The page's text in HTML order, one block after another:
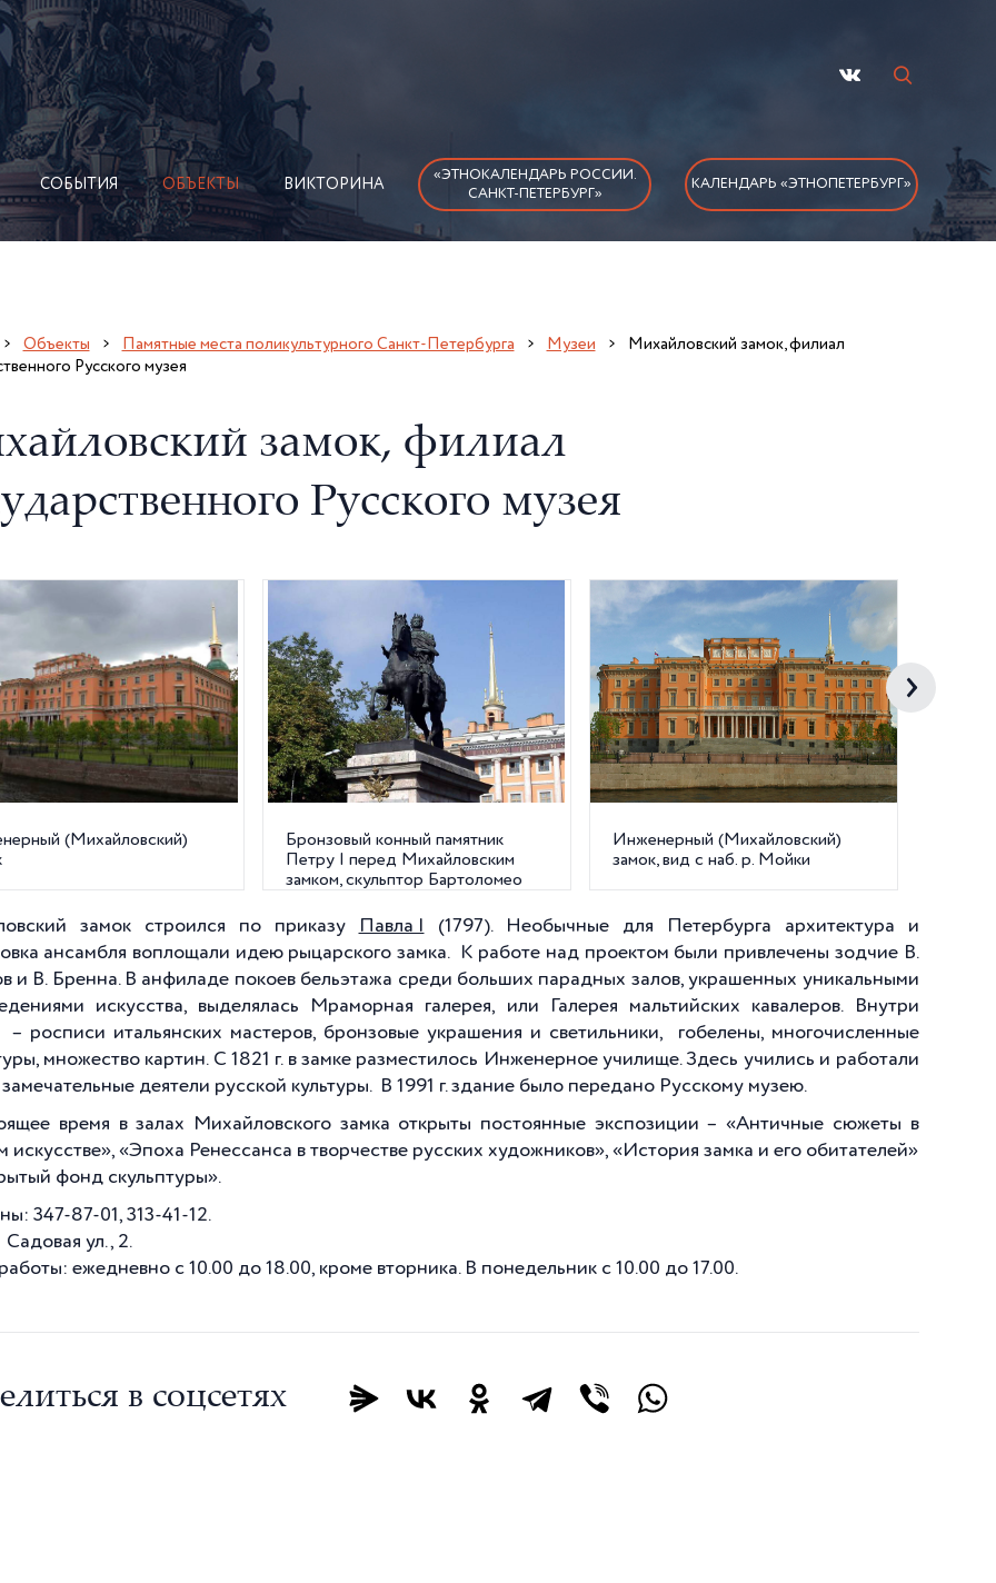
СОБЫТИЯ ОБЪЕКТЫ ВИКТОРИНА
«ЭТНОКАЛЕНДАРЬ РОССИИ.
САНКТ-ПЕТЕРБУРГ»
КАЛЕНДАРЬ «ЭТНОПЕТЕРБУРГ»
Объекты Памятные места поликультурного Санкт-Петербурга Музеи
Михайловский замок, филиал
Русского музея
замок, филиал
Русского музея
(Михайловский)
Бронзовый конный памятник
Петру I перед Михайловским
замком, скульптор Бартоломео
Инженерный (Михайловский)
замок, вид с наб. р. Мойки
замок строился по приказу Павла I (1797). Необычные для Петербурга архитектура и
ансамбля воплощали идею рыцарского замка. К работе над проектом были привлечены зодчие В.
и В. Бренна. В анфиладе покоев бельэтажа среди больших парадных залов, украшенных уникальными
искусства, выделялась Мраморная галерея, или Галерея мальтийских кавалеров. Внутри
– росписи итальянских мастеров, бронзовые украшения и светильники, гобелены, многочисленные
множество картин. С 1821 г. в замке разместилось Инженерное училище. Здесь учились и работали
деятели русской культуры. В 1991 г. здание было передано Русскому музею.
время в залах Михайловского замка открыты постоянные экспозиции – «Античные сюжеты в
искусстве», «Эпоха Ренессанса в творчестве русских художников», «История замка и его обитателей»
фонд скульптуры».
347-87-01, 313-41-12.
ул., 2.
ежедневно с 10.00 до 18.00, кроме вторника. В понедельник с 10.00 до 17.00.
в соцсетях